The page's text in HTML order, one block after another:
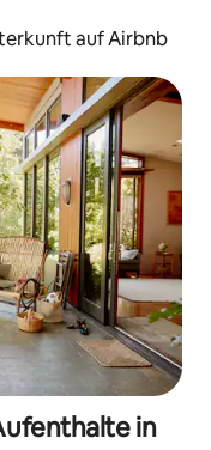
auf Airbnb
in